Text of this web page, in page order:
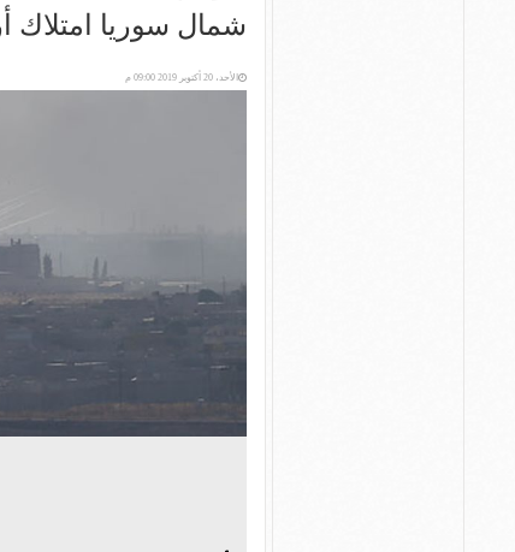
شمال سوريا امتلاك
الأحد، 20 أكتوبر 2019 09:00 م